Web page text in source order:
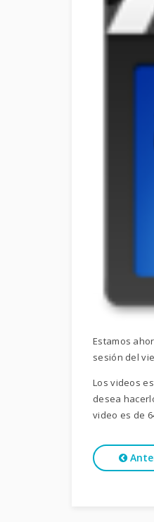
Estamos
sesión del
Los videos
desea
video es de